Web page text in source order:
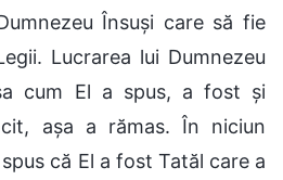
Însuși care să fie
Lucrarea lui Dumnezeu
cum El a spus, a fost și
așa a rămas. În niciun
că El a fost Tatăl care a